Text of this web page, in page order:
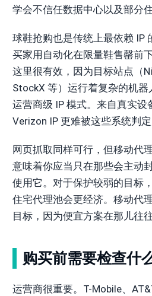
学会不信任数据中心以及部分住
球鞋抢购也是传统上最依赖 IP
买家用自动化在限量鞋售罄前
这里很有效，因为目标站点（
StockX 等）运行着复杂的机器
运营商级 IP 模式。来自真实设
Verizon IP 更难被这些系统判定
网页抓取同样可行，但移动代
意味着你应当只在那些会主动
使用它。对于保护较弱的目标
住宅代理池会更经济。移动代
目标，因为便宜方案在那儿往
购买前需要检查什
运营商很重要。T-Mobile、